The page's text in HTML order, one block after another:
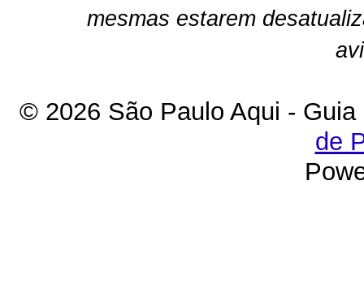
mesmas estarem
© 2026 São Paulo Aqui -
de